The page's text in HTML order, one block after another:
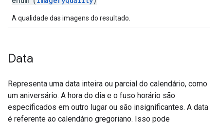
A qualidade das imagens do resultado.
Data
Representa uma data inteira ou parcial do calendário, como
um aniversário. A hora do dia e o fuso horário são
especificados em outro lugar ou são insignificantes. A data
é referente ao calendário gregoriano. Isso pode